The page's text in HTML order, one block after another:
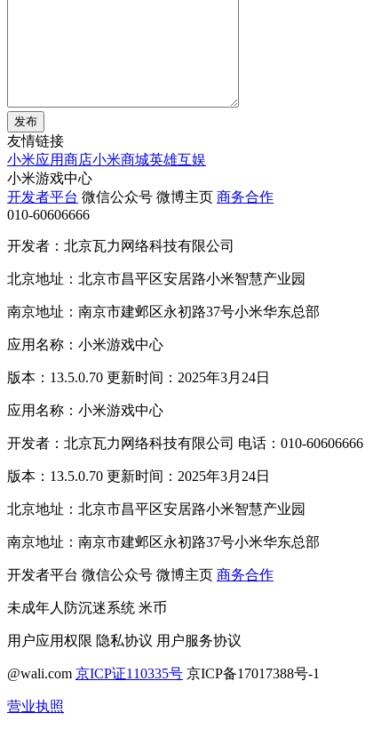
发布
友情链接
小米应用商店小米商城英雄互娱
小米游戏中心
开发者平台 微信公众号 微博主页 商务合作
010-60606666
开发者：北京瓦力网络科技有限公司
北京地址：北京市昌平区安居路小米智慧产业园
南京地址：南京市建邺区永初路37号小米华东总部
应用名称：小米游戏中心
版本：13.5.0.70 更新时间：2025年3月24日
应用名称：小米游戏中心
开发者：北京瓦力网络科技有限公司 电话：010-60606666
版本：13.5.0.70 更新时间：2025年3月24日
北京地址：北京市昌平区安居路小米智慧产业园
南京地址：南京市建邺区永初路37号小米华东总部
开发者平台 微信公众号 微博主页 商务合作
未成年人防沉迷系统 米币
用户应用权限 隐私协议 用户服务协议
@wali.com 京ICP证110335号 京ICP备17017388号-1
营业执照